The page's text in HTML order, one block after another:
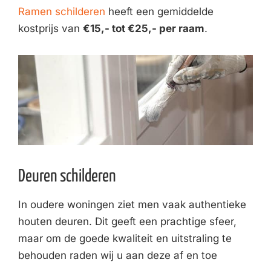
Ramen schilderen heeft een gemiddelde
kostprijs van €15,- tot €25,- per raam.
Deuren schilderen
In oudere woningen ziet men vaak authentieke
houten deuren. Dit geeft een prachtige sfeer,
maar om de goede kwaliteit en uitstraling te
behouden raden wij u aan deze af en toe